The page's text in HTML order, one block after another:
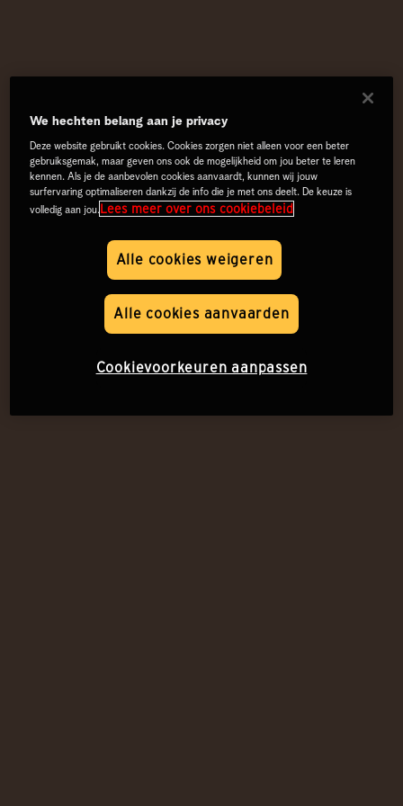
We hechten belang aan je privacy
Deze website gebruikt cookies. Cookies zorgen niet alleen voor een beter
gebruiksgemak, maar geven ons ook de mogelijkheid om jou beter te leren
kennen. Als je de aanbevolen cookies aanvaardt, kunnen wij jouw
surfervaring optimaliseren dankzij de info die je met ons deelt. De keuze is
volledig aan jou.Lees meer over ons cookiebeleid
Alle cookies weigeren
Alle cookies aanvaarden
Cookievoorkeuren aanpassen